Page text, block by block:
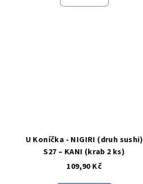
U Koníčka - NIGIRI (druh sushi)
S27 – KANI (krab 2 ks)
109,90 Kč